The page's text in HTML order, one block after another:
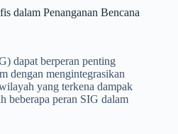
dalam Penanganan Bencana
dapat berperan penting
dengan mengintegrasikan
yang terkena dampak
beberapa peran SIG dalam